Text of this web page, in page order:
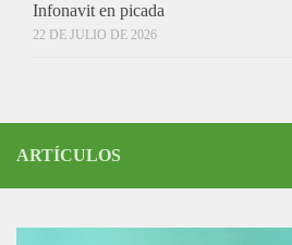
Infonavit en picada
22 DE JULIO DE 2026
ARTÍCULOS